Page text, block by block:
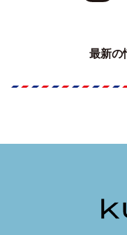
最新の